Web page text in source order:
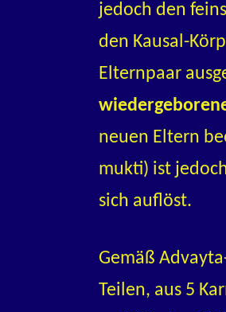
jedoch den
den Kausal-
Elternpaar
neuen Eltern
mukti) ist
sich auflöst.
Gemäß
Teilen, aus 5